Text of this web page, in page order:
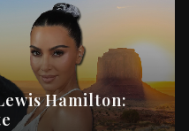
Hamilton: